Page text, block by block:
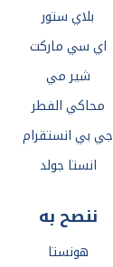
بلاي ستور
اي سي ماركت
شير مي
محاكي الفطر
جي بي انستقرام
انستا جولد
ننصح به
هونستا